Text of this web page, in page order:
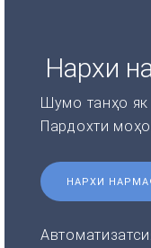
Нархи
Шумо танҳо
Пардохти
НАРХИ